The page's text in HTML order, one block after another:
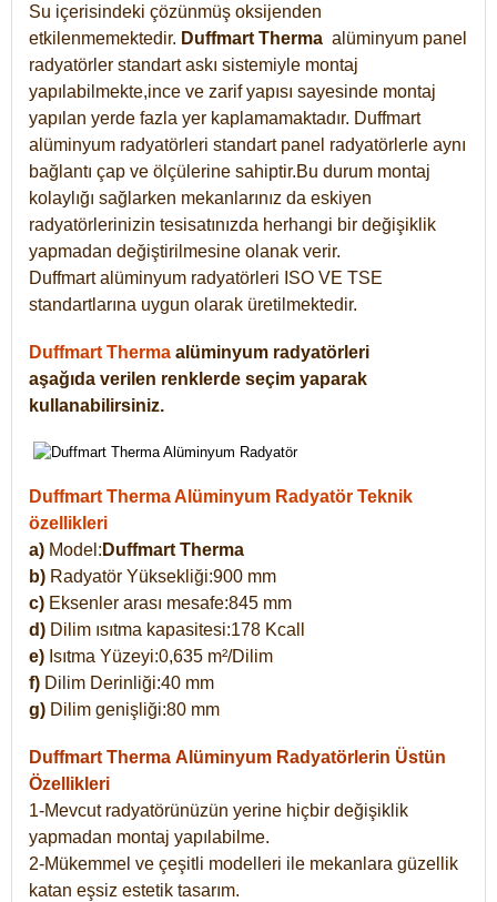
Su içerisindeki çözünmüş oksijenden
etkilenmemektedir. Duffmart Therma alüminyum panel
radyatörler standart askı sistemiyle montaj
yapılabilmekte,ince ve zarif yapısı sayesinde montaj
yapılan yerde fazla yer kaplamamaktadır. Duffmart
alüminyum radyatörleri standart panel radyatörlerle aynı
bağlantı çap ve ölçülerine sahiptir.Bu durum montaj
kolaylığı sağlarken mekanlarınız da eskiyen
radyatörlerinizin tesisatınızda herhangi bir değişiklik
yapmadan değiştirilmesine olanak verir.
Duffmart alüminyum radyatörleri ISO VE TSE
standartlarına uygun olarak üretilmektedir.
Duffmart Therma alüminyum radyatörleri
aşağıda verilen renklerde seçim yaparak
kullanabilirsiniz.
Duffmart Therma Alüminyum Radyatör Teknik
özellikleri
a) Model: Duffmart Therma
b) Radyatör Yüksekliği:900 mm
c) Eksenler arası mesafe:845 mm
d) Dilim ısıtma kapasitesi:178 Kcall
e) Isıtma Yüzeyi:0,635 m²/Dilim
f) Dilim Derinliği:40 mm
g) Dilim genişliği:80 mm
Duffmart Therma Alüminyum Radyatörlerin Üstün
Özellikleri
1-Mevcut radyatörünüzün yerine hiçbir değişiklik
yapmadan montaj yapılabilme.
2-Mükemmel ve çeşitli modelleri ile mekanlara güzellik
katan eşsiz estetik tasarım.